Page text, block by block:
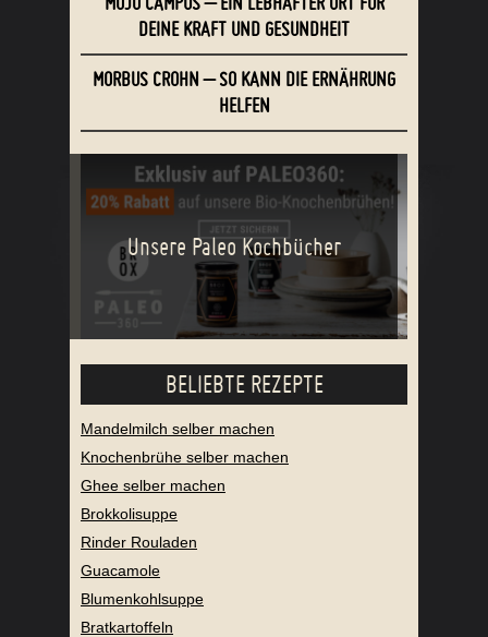
DEINE KRAFT UND GESUNDHEIT
MORBUS CROHN – SO KANN DIE ERNÄHRUNG
HELFEN
Unsere Paleo Kochbücher
BELIEBTE REZEPTE
Mandelmilch selber machen
Knochenbrühe selber machen
Ghee selber machen
Brokkolisuppe
Rinder Rouladen
Guacamole
Blumenkohlsuppe
Bratkartoffeln